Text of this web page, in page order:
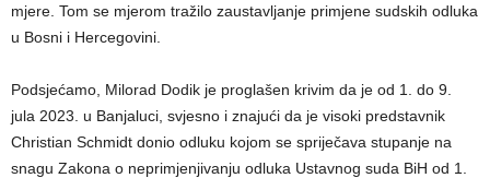
mjere. Tom se mjerom tražilo zaustavljanje primjene sudskih odluka
u Bosni i Hercegovini.
Podsjećamo, Milorad Dodik je proglašen krivim da je od 1. do 9.
jula 2023. u Banjaluci, svjesno i znajući da je visoki predstavnik
Christian Schmidt donio odluku kojom se spriječava stupanje na
snagu Zakona o neprimjenjivanju odluka Ustavnog suda BiH od 1.